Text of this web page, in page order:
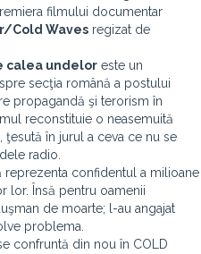
filmului documentar
Cold Waves regizat de
calea undelor este un
secţia română a postului
propagandă şi terorism în
reconstituie o neasemuită
în jurul a ceva ce nu se
radio.
reprezenta confidentul a milioane
lor. Însă pentru oamenii
de moarte; l-au angajat
problema.
confruntă din nou în COLD